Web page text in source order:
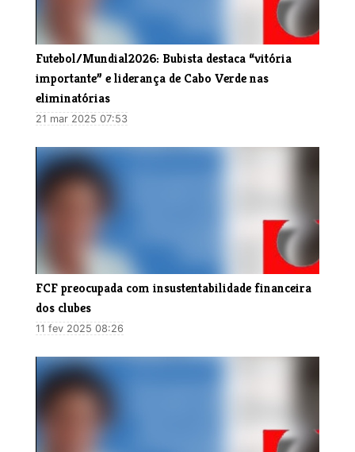
Futebol/Mundial2026: Bubista destaca “vitória
importante” e liderança de Cabo Verde nas
eliminatórias
21 mar 2025 07:53
FCF preocupada com insustentabilidade financeira
dos clubes
11 fev 2025 08:26